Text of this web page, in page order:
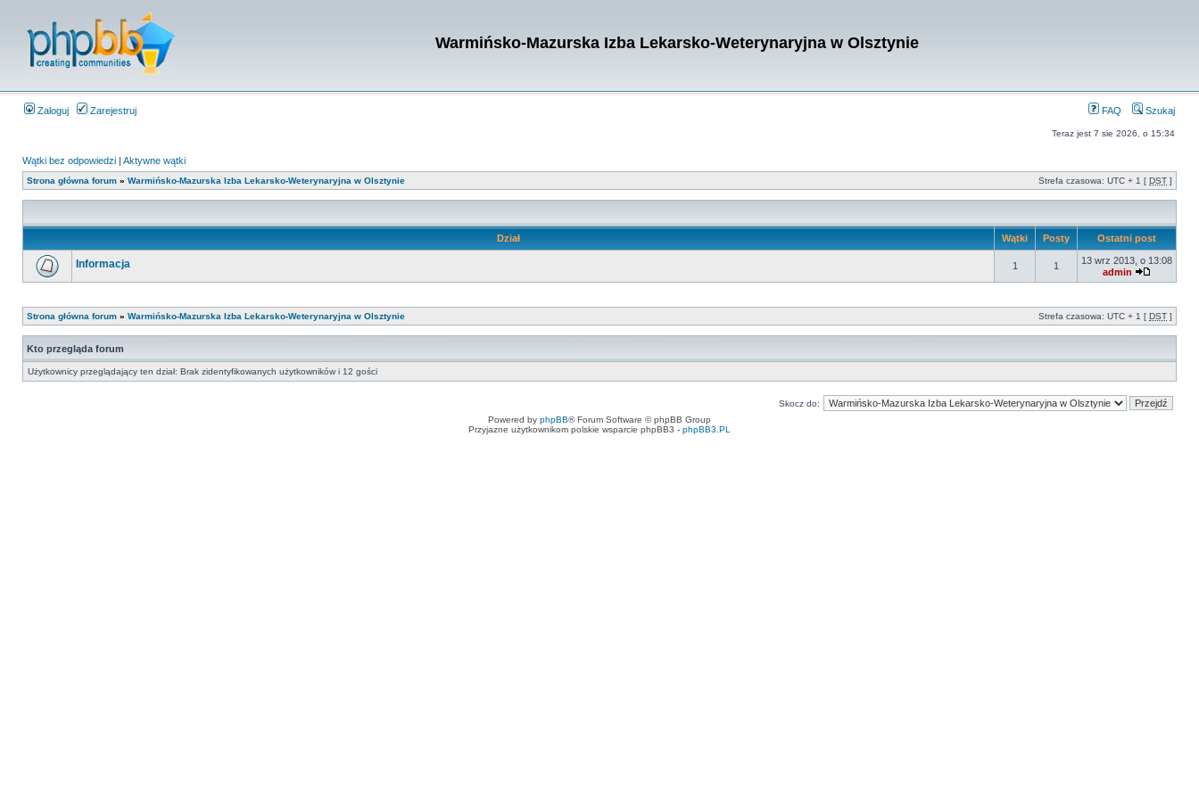
Warmińsko-Mazurska Izba Lekarsko-Weterynaryjna w Olsztynie
Zaloguj Zarejestruj FAQ Szukaj
Teraz jest 7 sie 2026, o 15:34
Wątki bez odpowiedzi | Aktywne wątki
Strona główna forum » Warmińsko-Mazurska Izba Lekarsko-Weterynaryjna w Olsztynie Strefa czasowa: UTC + 1 [ DST ]
Dział Wątki Posty Ostatni post
Informacja 1 1
13 wrz 2013, o 13:08
admin
Strona główna forum » Warmińsko-Mazurska Izba Lekarsko-Weterynaryjna w Olsztynie Strefa czasowa: UTC + 1 [ DST ]
Kto przegląda forum
Użytkownicy przeglądający ten dział: Brak zidentyfikowanych użytkowników i 12 gości
Skocz do:
Powered by phpBB® Forum Software © phpBB Group
Przyjazne użytkownikom polskie wsparcie phpBB3 - phpBB3.PL